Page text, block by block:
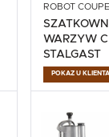
ROBOT
WARZYW
STALGAST
POKAZ U